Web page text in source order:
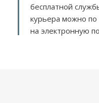
бесплатной
курьера можно
на электронную